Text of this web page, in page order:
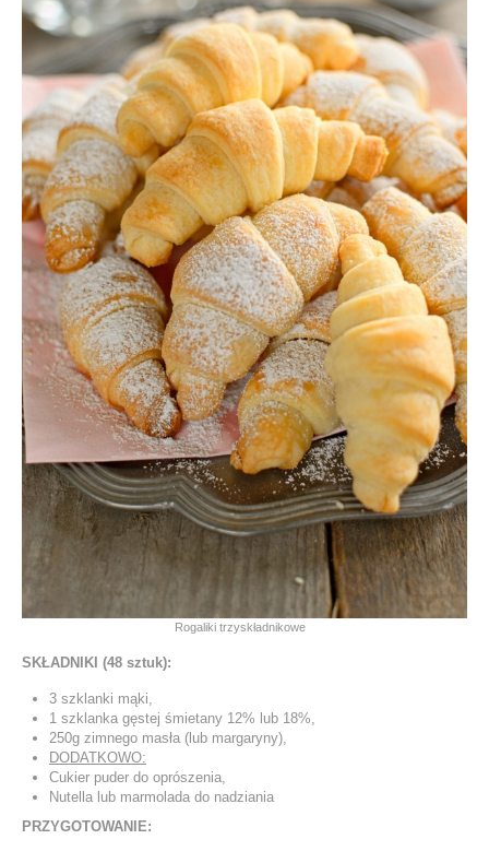
Rogaliki trzyskładnikowe
SKŁADNIKI (48 sztuk):
3 szklanki mąki,
1 szklanka gęstej śmietany 12% lub 18%,
250g zimnego masła (lub margaryny),
DODATKOWO:
Cukier puder do oprószenia,
Nutella lub marmolada do nadziania
PRZYGOTOWANIE: